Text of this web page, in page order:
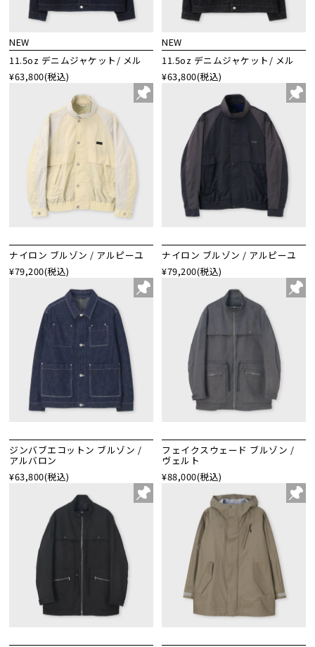
NEW
11.5oz デニムジャケット/ メル
¥63,800(税込)
NEW
11.5oz デニムジャケット/ メル
¥63,800(税込)
ナイロン ブルゾン / アルピーユ
¥79,200(税込)
ナイロン ブルゾン / アルピーユ
¥79,200(税込)
ジンバブエコットン ブルゾン /
アルバロン
¥63,800(税込)
フェイクスウェード ブルゾン /
ヴェルト
¥88,000(税込)